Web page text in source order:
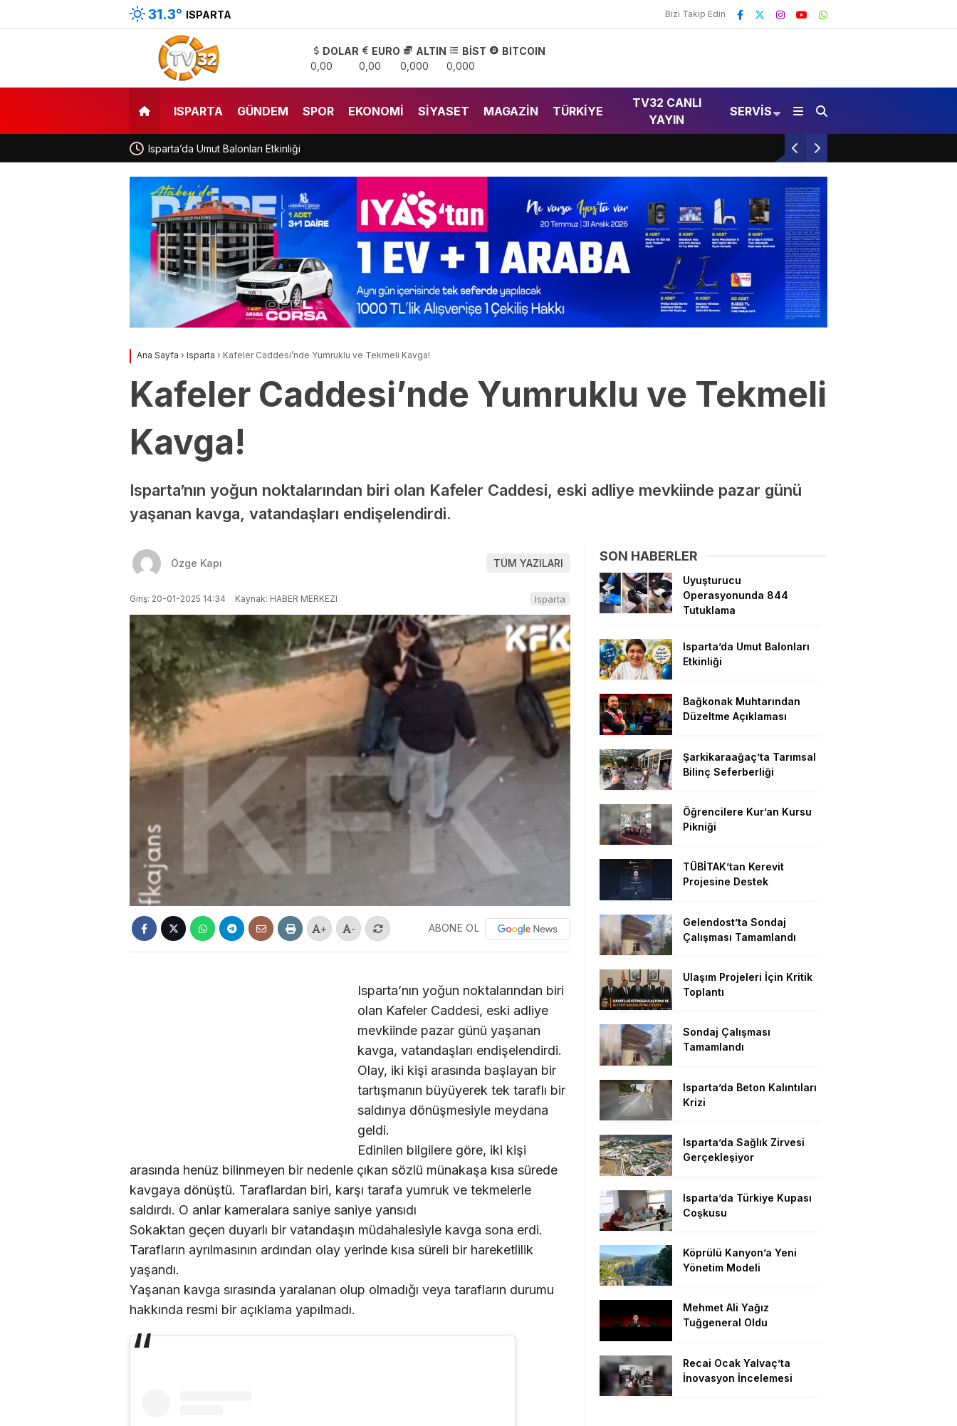
31.3° ISPARTA Bizi Takip Edin
DOLAR
0,00
EURO
0,00
ALTIN
0,000
BİST
0,000
BITCOIN
ISPARTA GÜNDEM SPOR EKONOMI SIYASET MAGAZIN TÜRKIYE
TV32 CANLI
YAYIN
SERVIS
Isparta’da Umut Balonları Etkinliği Bağkonak Muhtarından Düzeltme Açıklaması
Ana Sayfa › Isparta › Kafeler Caddesi’nde Yumruklu ve Tekmeli Kavga!
Kafeler Caddesi’nde Yumruklu ve Tekmeli
Kavga!
Isparta’nın yoğun noktalarından biri olan Kafeler Caddesi, eski adliye mevkiinde pazar günü
yaşanan kavga, vatandaşları endişelendirdi.
Özge Kapı TÜM YAZILARI
Giriş: 20-01-2025 14:34 Kaynak: HABER MERKEZI Isparta
+ - ABONE OL
Isparta’nın yoğun noktalarından biri
olan Kafeler Caddesi, eski adliye
mevkiinde pazar günü yaşanan
kavga, vatandaşları endişelendirdi.
Olay, iki kişi arasında başlayan bir
tartışmanın büyüyerek tek taraflı bir
saldırıya dönüşmesiyle meydana
geldi.
Edinilen bilgilere göre, iki kişi
arasında henüz bilinmeyen bir nedenle çıkan sözlü münakaşa kısa sürede
kavgaya dönüştü. Taraflardan biri, karşı tarafa yumruk ve tekmelerle
saldırdı. O anlar kameralara saniye saniye yansıdı
Sokaktan geçen duyarlı bir vatandaşın müdahalesiyle kavga sona erdi.
Tarafların ayrılmasının ardından olay yerinde kısa süreli bir hareketlilik
yaşandı.
Yaşanan kavga sırasında yaralanan olup olmadığı veya tarafların durumu
hakkında resmi bir açıklama yapılmadı.
SON HABERLER
Uyuşturucu
Operasyonunda 844
Tutuklama
Isparta’da Umut Balonları
Etkinliği
Bağkonak Muhtarından
Düzeltme Açıklaması
Şarkikaraağaç’ta Tarımsal
Bilinç Seferberliği
Öğrencilere Kur’an Kursu
Pikniği
TÜBİTAK’tan Kerevit
Projesine Destek
Gelendost’ta Sondaj
Çalışması Tamamlandı
Ulaşım Projeleri İçin Kritik
Toplantı
Sondaj Çalışması
Tamamlandı
Isparta’da Beton Kalıntıları
Krizi
Isparta’da Sağlık Zirvesi
Gerçekleşiyor
Isparta’da Türkiye Kupası
Coşkusu
Köprülü Kanyon’a Yeni
Yönetim Modeli
Mehmet Ali Yağız
Tuğgeneral Oldu
Recai Ocak Yalvaç’ta
İnovasyon İncelemesi